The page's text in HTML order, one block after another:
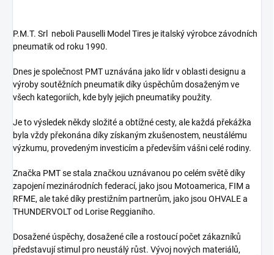
P.M.T. Srl neboli Pauselli Model Tires je italský výrobce závodních
pneumatik od roku 1990.
Dnes je společnost PMT uznávána jako lídr v oblasti designu a
výroby soutěžních pneumatik díky úspěchům dosaženým ve
všech kategoriích, kde byly jejich pneumatiky použity.
Je to výsledek někdy složité a obtížné cesty, ale každá překážka
byla vždy překonána díky získaným zkušenostem, neustálému
výzkumu, provedeným investicím a především vášni celé rodiny.
Značka PMT se stala značkou uznávanou po celém světě díky
zapojení mezinárodních federací, jako jsou Motoamerica, FIM a
RFME, ale také díky prestižním partnerům, jako jsou OHVALE a
THUNDERVOLT od Lorise Reggianiho.
Dosažené úspěchy, dosažené cíle a rostoucí počet zákazníků
představují stimul pro neustálý růst. Vývoj nových materiálů,